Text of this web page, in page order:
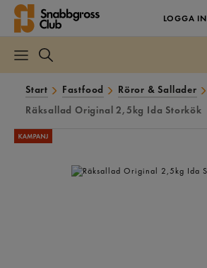
LOGGA IN
Start Fastfood
Röror & Sallader
Räksallad Original 2,5kg Ida Storkök